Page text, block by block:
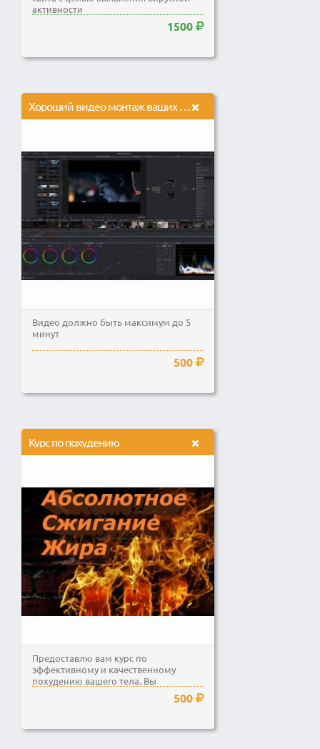
активности
1500
Хороший видео монтаж ваших видео, и цветокоррекция
Видео должно быть максимум до 5
минут
500
Курс по похудению
Предоставлю вам курс по
эффективному и качественному
похудению вашего тела. Вы
500